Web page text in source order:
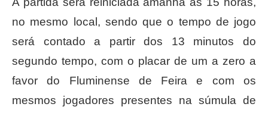
no mesmo local, sendo que o tempo de jogo
será contado a partir dos 13 minutos do
segundo tempo, com o placar de um a zero a
favor do Fluminense de Feira e com os
mesmos jogadores presentes na súmula de